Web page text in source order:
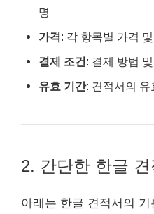
명
가격: 각 항목별 가격
결제 조건: 결제 방법
유효 기간: 견적서의 유
2. 간단한 한글
아래는 한글 견적서의